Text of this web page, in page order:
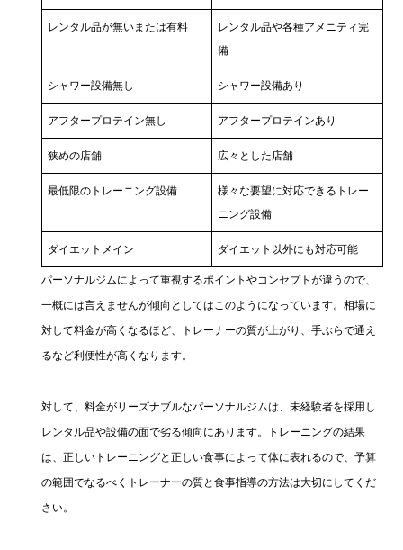
レンタル品が無いまたは有料
レンタル品や各種アメニティ完
備
シャワー設備無し シャワー設備あり
アフタープロテイン無し アフタープロテインあり
狭めの店舗 広々とした店舗
最低限のトレーニング設備
様々な要望に対応できるトレー
ニング設備
ダイエットメイン ダイエット以外にも対応可能
パーソナルジムによって重視するポイントやコンセプトが違うので、
一概には言えませんが傾向としてはこのようになっています。相場に
対して料金が高くなるほど、トレーナーの質が上がり、手ぶらで通え
るなど利便性が高くなります。
対して、料金がリーズナブルなパーソナルジムは、未経験者を採用し
レンタル品や設備の面で劣る傾向にあります。トレーニングの結果
は、正しいトレーニングと正しい食事によって体に表れるので、予算
の範囲でなるべくトレーナーの質と食事指導の方法は大切にしてくだ
さい。